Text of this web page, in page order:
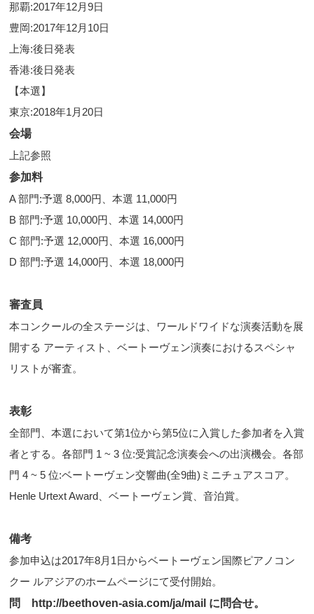
那覇:2017年12月9日
豊岡:2017年12月10日
上海:後日発表
香港:後日発表
【本選】
東京:2018年1月20日
会場
上記参照
参加料
A 部門:予選 8,000円、本選 11,000円
B 部門:予選 10,000円、本選 14,000円
C 部門:予選 12,000円、本選 16,000円
D 部門:予選 14,000円、本選 18,000円
審査員
本コンクールの全ステージは、ワールドワイドな演奏活動を展
開する アーティスト、ベートーヴェン演奏におけるスペシャ
リストが審査。
表彰
全部門、本選において第1位から第5位に入賞した参加者を入賞
者とする。各部門 1 ~ 3 位:受賞記念演奏会への出演機会。各部
門 4 ~ 5 位:ベートーヴェン交響曲(全9曲)ミニチュアスコア。
Henle Urtext Award、ベートーヴェン賞、音泊賞。
備考
参加申込は2017年8月1日からベートーヴェン国際ピアノコン
クー ルアジアのホームページにて受付開始。
問 http://beethoven-asia.com/ja/mail に問合せ。